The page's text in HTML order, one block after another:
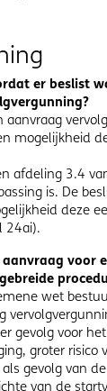
er beslist
aanvraag
mogelijkheid
afdeling 3.4
is. De
deze
24ai).
voor
wet
gevolg voor
groter risico
gevolg van
van de